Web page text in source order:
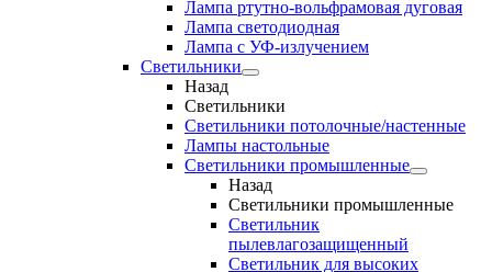
Лампа ртутно-вольфрамовая дуговая
Лампа светодиодная
Лампа с УФ-излучением
Светильники
Назад
Светильники
Светильники потолочные/настенные
Лампы настольные
Светильники промышленные
Назад
Светильники промышленные
Светильник
пылевлагозащищенный
Светильник для высоких